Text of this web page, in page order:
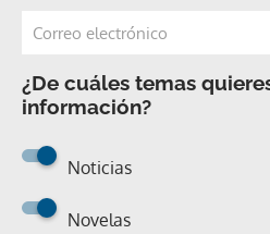
¿De cuáles temas
información?
Noticias
Novelas